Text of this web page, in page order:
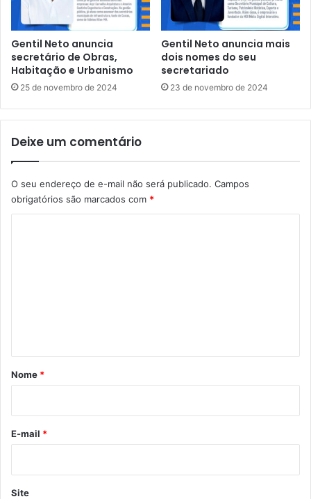
U
r
b
a
o
a
o
s
a
u
l
o
Gentil Neto anuncia
secretário de Obras,
Habitação e Urbanismo
25 de novembro de 2024
Gentil Neto anuncia mais
dois nomes do seu
secretariado
23 de novembro de 2024
Deixe um comentário
O seu endereço de e-mail não será publicado. Campos
obrigatórios são marcados com *
r
*
Nome *
E-mail *
Site